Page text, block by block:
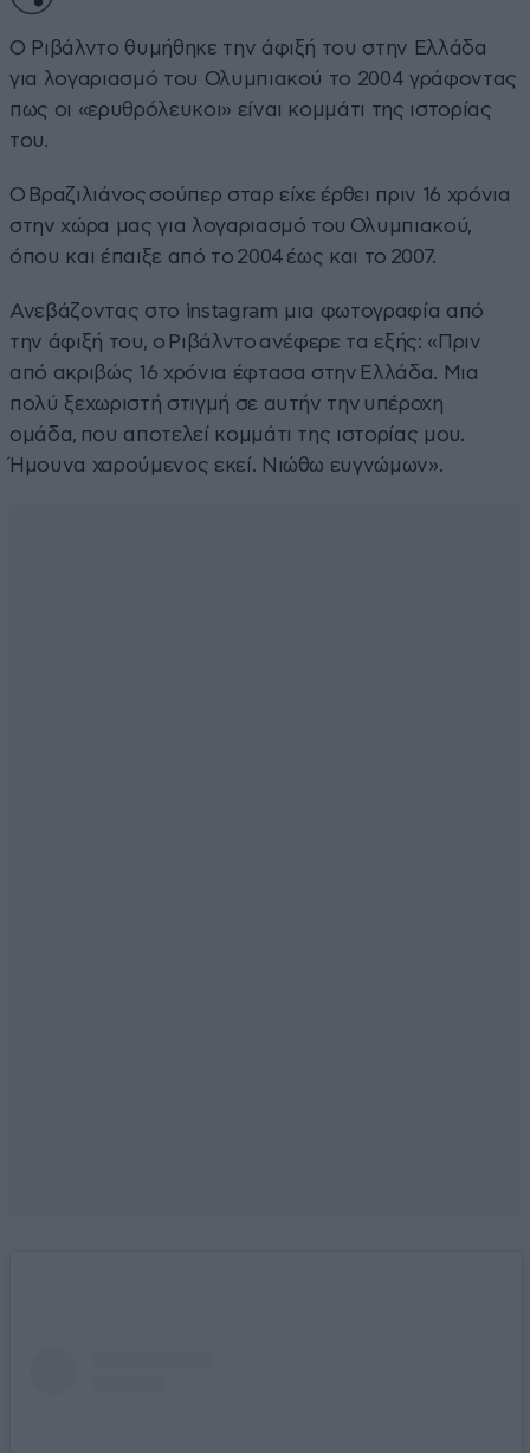
Ο Ριβάλντο θυμήθηκε την άφιξή του στην Ελλάδα
για λογαριασμό του Ολυμπιακού το 2004 γράφοντας
πως οι «ερυθρόλευκοι» είναι κομμάτι της ιστορίας
του.
Ο Βραζιλιάνος σούπερ σταρ είχε έρθει πριν 16 χρόνια
στην χώρα μας για λογαριασμό του Ολυμπιακού,
όπου και έπαιξε από το 2004 έως και το 2007.
Ανεβάζοντας στο instagram μια φωτογραφία από
την άφιξή του, ο Ριβάλντο ανέφερε τα εξής: «Πριν
από ακριβώς 16 χρόνια έφτασα στην Ελλάδα. Μια
πολύ ξεχωριστή στιγμή σε αυτήν την υπέροχη
ομάδα, που αποτελεί κομμάτι της ιστορίας μου.
Ήμουνα χαρούμενος εκεί. Νιώθω ευγνώμων».